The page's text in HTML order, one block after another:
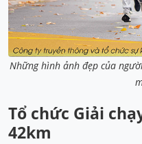
Những hình ảnh đẹp của
Tổ chức Giải
42km